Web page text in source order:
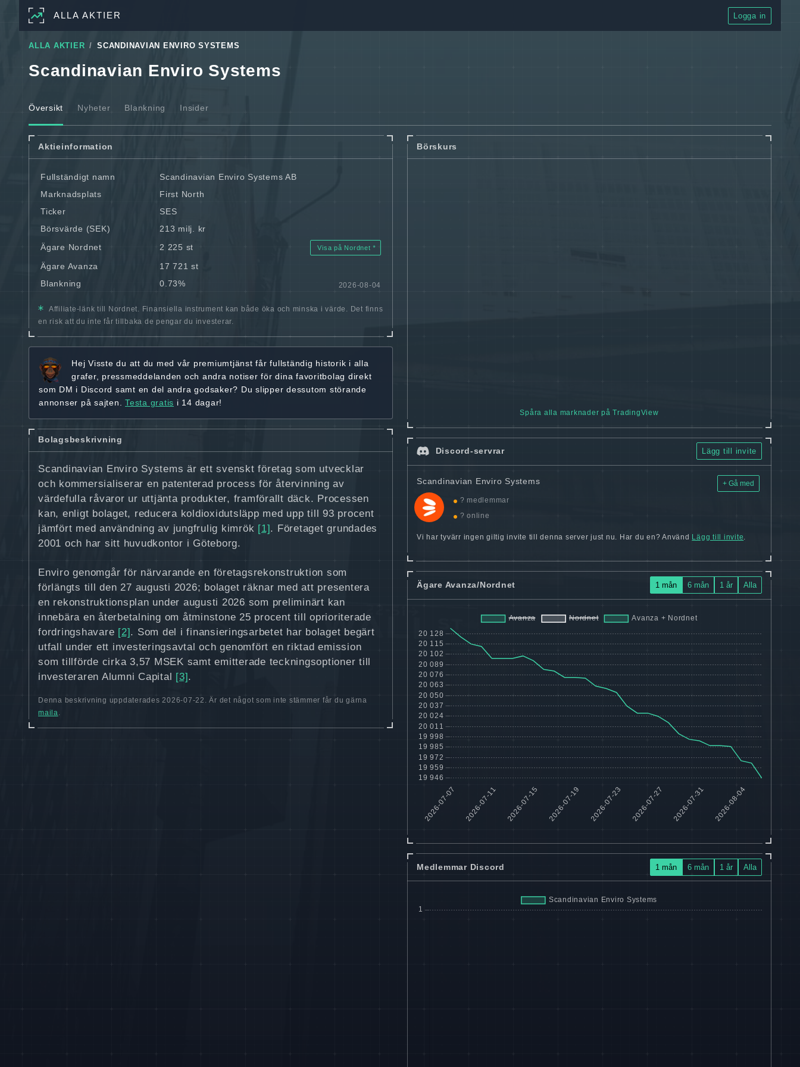
ALLA AKTIER Logga in
ALLA AKTIER SCANDINAVIAN ENVIRO SYSTEMS
Scandinavian Enviro Systems
Översikt Nyheter Blankning Insider
Aktieinformation
Fullständigt namn
Scandinavian Enviro Systems AB
Marknadsplats
First North
Ticker
SES
Börsvärde (SEK)
213 milj. kr
Ägare Nordnet
2 225 st Visa på Nordnet
Ägare Avanza
17 721 st
Blankning
0.73% 2026-08-04
Affiliate-länk till Nordnet. Finansiella instrument kan både öka och minska i värde. Det finns
en risk att du inte får tillbaka de pengar du investerar.
Hej Visste du att du med vår premiumtjänst fårfullständig historik i alla
grafer, pressmeddelanden och andra notiser för dina favoritbolag direkt
som DM i Discord samt en del andra godsaker? Du slipper dessutom störande
annonser på sajten. Testa gratis i 14 dagar!
Bolagsbeskrivning
Scandinavian Enviro Systems är ett svenskt företag som utvecklar
och kommersialiserar en patenterad process för återvinning av
värdefulla råvaror ur uttjänta produkter, framförallt däck. Processen
kan, enligt bolaget, reducera koldioxidutsläpp med upp till 93 procent
jämfört med användning av jungfrulig kimrök [1] . Företaget grundades
2001 och har sitt huvudkontor i Göteborg.
Enviro genomgår för närvarande en företagsrekonstruktion som
förlängts till den 27 augusti 2026; bolaget räknar med att presentera
en rekonstruktionsplan under augusti 2026 som preliminärt kan
innebära en återbetalning om åtminstone 25 procent till oprioriterade
fordringshavare [2] . Som del i finansieringsarbetet har bolaget begärt
utfall under ett investeringsavtal och genomfört en riktad emission
som tillförde cirka 3,57 MSEK samt emitterade teckningsoptioner till
investeraren Alumni Capital
[3] .
Denna beskrivning uppdaterades 2026-07-22. Är det något som inte stämmer får du gärna
maila.
Börskurs
Spåra alla marknader på TradingView
Discord-servrar Lägg till invite
Scandinavian Enviro Systems
? medlemmar
? online
+ Gå med
Vi har tyvärr ingen giltig invite till denna server just nu. Har du en? Använd Lägg till invite.
Ägare Avanza/Nordnet 1 mån 6 mån 1 år Alla
Medlemmar Discord 1 mån 6 mån 1 år Alla